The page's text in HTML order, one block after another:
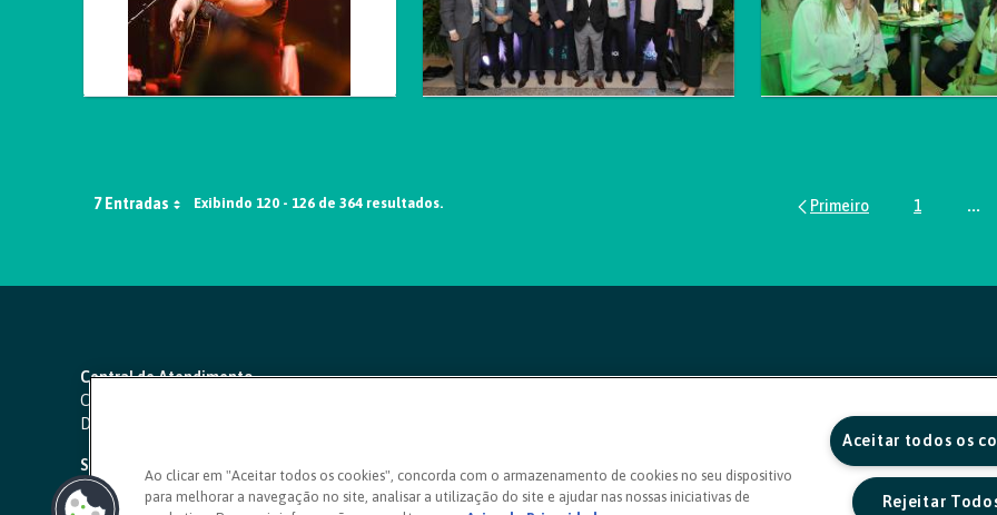
7 Entradas Exibindo 120 - 126 de 364 resultados.
Página
1 ...
Central de Atendimento
Capitais e regiões metropolitanas:
Demais localidades:
SAC 24 horas
Ouvidoria
Ao clicar em "Aceitar todos os cookies", concorda com o armazenamento de cookies no seu dispositivo
para melhorar a navegação no site, analisar a utilização do site e ajudar nas nossas iniciativas de
Aceitar todos os
Rejeitar